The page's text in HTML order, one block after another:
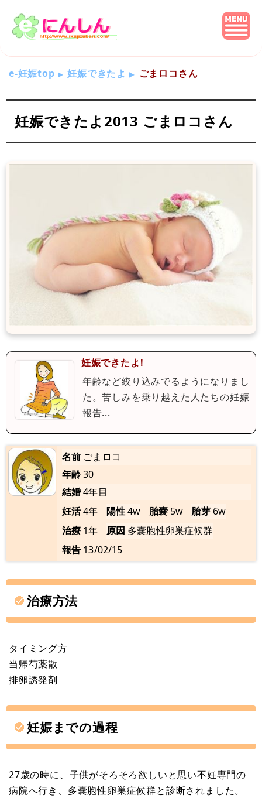
e-妊娠top 妊娠できたよ ごまロコさん
妊娠できたよ2013 ごまロコさん
妊娠できたよ!
年齢など絞り込みでるようになりまし
た。苦しみを乗り越えた人たちの妊娠
報告...
名前 ごまロコ
年齢30
結婚4年目
妊活4年 陽性4w 胎嚢 5w 胎芽 6w
治療 1年 原因 多嚢胞性卵巣症候群
報告 13/02/15
治療方法
タイミング方
当帰芍薬散
排卵誘発剤
妊娠までの過程
27歳の時に、子供がそろそろ欲しいと思い不妊専門の
病院へ行き、多嚢胞性卵巣症候群と診断されました。